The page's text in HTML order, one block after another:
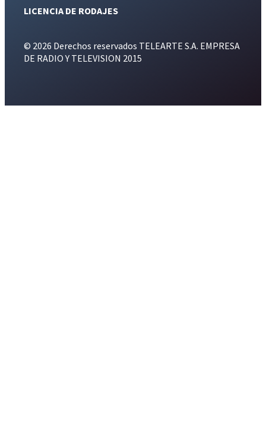
LICENCIA DE RODAJES
© 2026 Derechos reservados TELEARTE S.A. EMPRESA
DE RADIO Y TELEVISION 2015